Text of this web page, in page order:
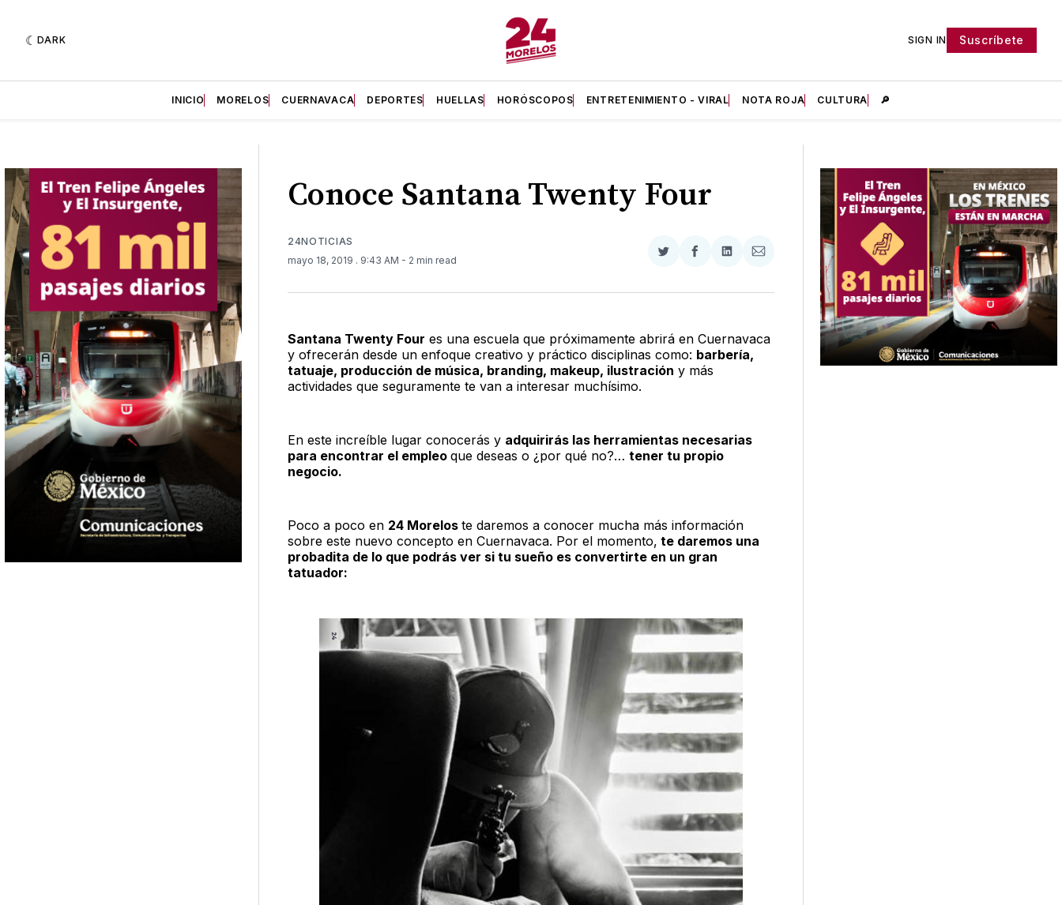
DARK SIGN IN Suscríbete
INICIO MORELOS CUERNAVACA DEPORTES HUELLAS HORÓSCOPOS ENTRETENIMIENTO - VIRAL NOTA ROJA CULTURA 🔎
Conoce Santana Twenty Four
24NOTICIAS
mayo 18, 2019 . 9:43 AM - 2 min read
Compartir
Twitter
Compartir
Facebook
Compartir
LinkedIn
Compartir
Email
Santana Twenty Four es una escuela que próximamente abrirá en Cuernavaca
y ofrecerán desde un enfoque creativo y práctico disciplinas como: barbería,
tatuaje, producción de música, branding, makeup, ilustración y más
actividades que seguramente te van a interesar muchísimo.
En este increíble lugar conocerás y adquirirás las herramientas necesarias
para encontrar el empleo que deseas o ¿por qué no?… tener tu propio
negocio.
Poco a poco en 24 Morelos te daremos a conocer mucha más información
sobre este nuevo concepto en Cuernavaca. Por el momento, te daremos una
probadita de lo que podrás ver si tu sueño es convertirte en un gran
tatuador: